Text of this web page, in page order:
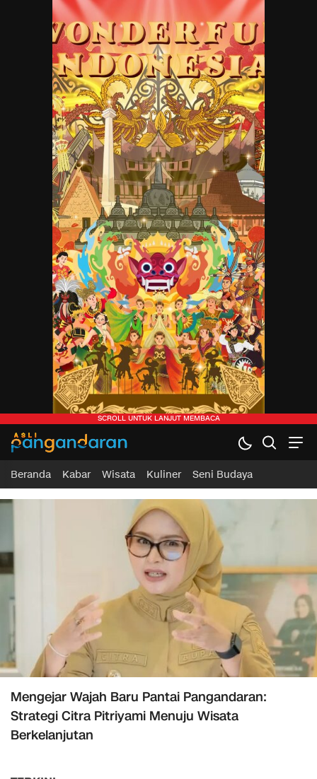
Beranda Kabar Wisata Kuliner Seni Budaya
Mengejar Wajah Baru Pantai Pangandaran:
Strategi Citra Pitriyami Menuju Wisata
Berkelanjutan